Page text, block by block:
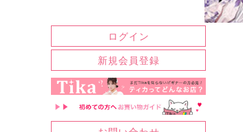
ログイン
新規会員登録